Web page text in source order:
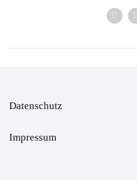
Datenschutz
Impressum